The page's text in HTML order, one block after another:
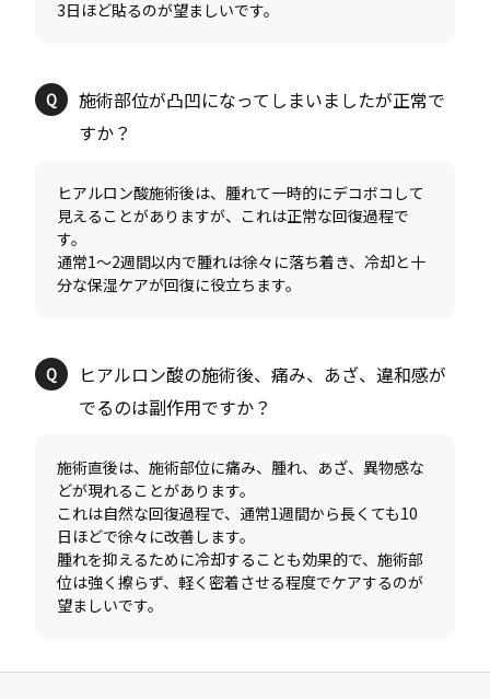
施術部位が凸凹になってしまいましたが正常で
ヒアルロン酸施術後は、腫れて一時的にデコボコして
見えることがありますが、これは正常な回復過程で
す。
通常1〜2週間以内で腫れは徐々に落ち着き、冷却と十
ヒアルロン酸の施術後、痛み、あざ、違和感が
施術直後は、施術部位に痛み、腫れ、あざ、異物感な
どが現れることがあります。
これは自然な回復過程で、通常1週間から長くても10
日ほどで徐々に改善します。
腫れを抑えるために冷却することも効果的で、施術部
位は強く擦らず、軽く密着させる程度でケアするのが